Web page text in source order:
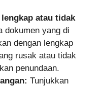
atau tidak
dokumen yang di
dengan lengkap
rusak atau tidak
penundaan.
Tunjukkan